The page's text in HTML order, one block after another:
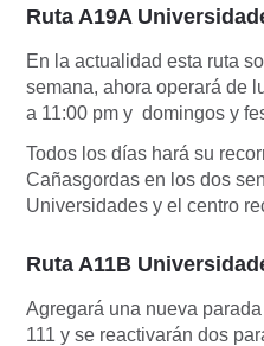
Ruta A19A
En la actualidad esta ruta
semana, ahora operará de
a 11:00 pm y domingos y
Todos los días hará su
Cañasgordas en los dos
Universidades y el centro
Ruta A11B
Agregará una nueva
111 y se reactivarán dos